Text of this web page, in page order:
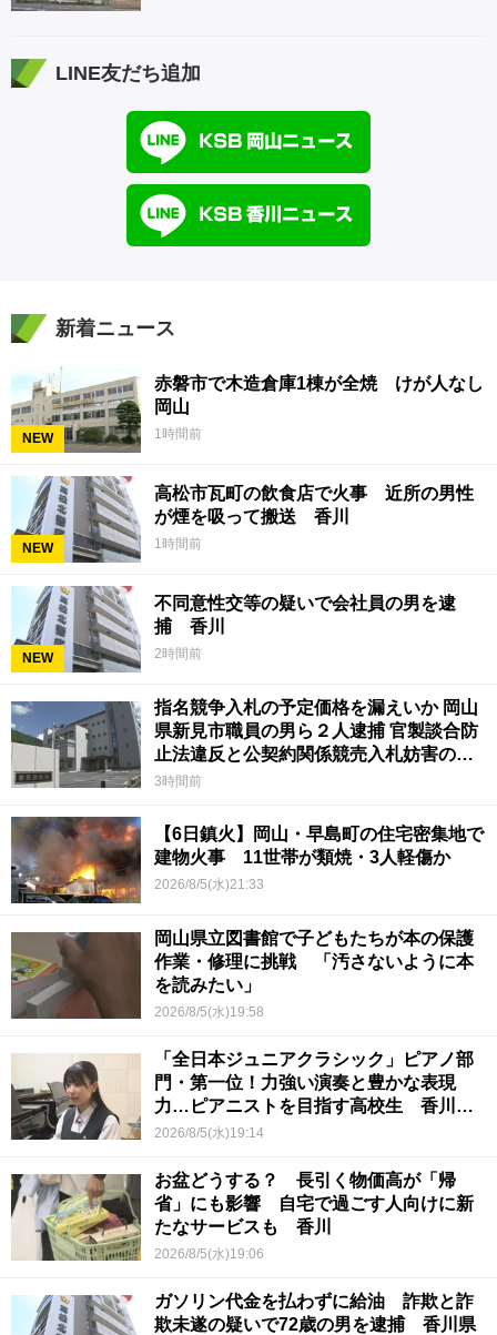
LINE友だち追加
新着ニュース
NEW
赤磐市で木造倉庫1棟が全焼 けが人なし
岡山
1時間前
NEW
高松市瓦町の飲食店で火事 近所の男性
が煙を吸って搬送 香川
1時間前
NEW
不同意性交等の疑いで会社員の男を逮
捕 香川
2時間前
指名競争入札の予定価格を漏えいか 岡山
県新見市職員の男ら２人逮捕 官製談合防
止法違反と公契約関係競売入札妨害の疑
い
3時間前
【6日鎮火】岡山・早島町の住宅密集地で
建物火事 11世帯が類焼・3人軽傷か
2026/8/5(水)21:33
岡山県立図書館で子どもたちが本の保護
作業・修理に挑戦 「汚さないように本
を読みたい」
2026/8/5(水)19:58
「全日本ジュニアクラシック」ピアノ部
門・第一位！力強い演奏と豊かな表現
力…ピアニストを目指す高校生 香川
【青春のキセキ】
2026/8/5(水)19:14
お盆どうする？ 長引く物価高が「帰
省」にも影響 自宅で過ごす人向けに新
たなサービスも 香川
2026/8/5(水)19:06
ガソリン代金を払わずに給油 詐欺と詐
欺未遂の疑いで72歳の男を逮捕 香川県